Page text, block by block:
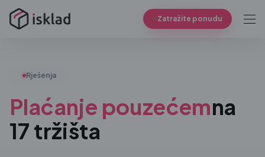
Zatražite ponudu
Rješenja
Plaćanje pouzećemna
17 tržišta